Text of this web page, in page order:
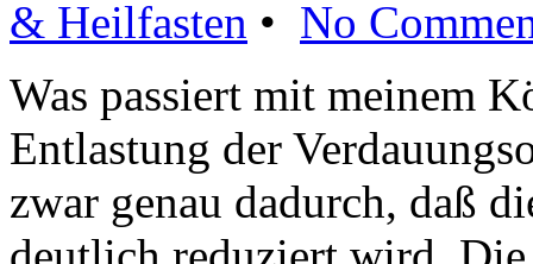
& Heilfasten • No
Was passiert mit meinem
Entlastung der
zwar genau dadurch, daß